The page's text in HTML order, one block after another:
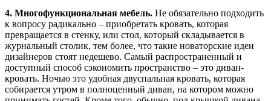
4. Многофункциональная мебель. Не обязательно подходить
к вопросу радикально – приобретать кровать, которая
превращается в стенку, или стол, который складывается в
журнальный столик, тем более, что такие новаторские идеи
дизайнеров стоят недешево. Самый распространенный и
доступный способ сэкономить пространство – это диван-
кровать. Ночью это удобная двуспальная кровать, которая
собирается утром в полноценный диван, на котором можно